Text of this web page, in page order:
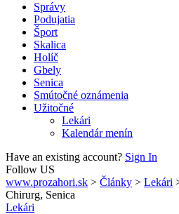
Správy
Podujatia
Šport
Skalica
Holíč
Gbely
Senica
Smútočné oznámenia
Užitočné
Lekári
Kalendár menín
Have an existing account? Sign In
Follow US
www.prozahori.sk > Články > Lekári
Chirurg, Senica
Lekári